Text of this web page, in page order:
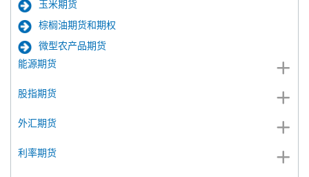
玉米期货
棕榈油期货和期权
微型农产品期货
能源期货
股指期货
外汇期货
利率期货